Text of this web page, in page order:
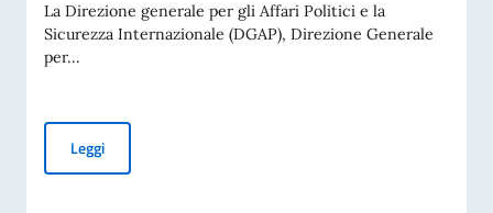
La Direzione generale per gli Affari Politici e la
Sicurezza Internazionale (DGAP), Direzione Generale
per...
LeggiAvviso di pubblicità per contributi a soggetti privati per